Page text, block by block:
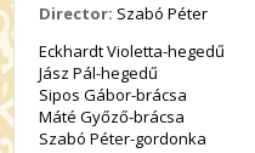
Director: Szabó Péter
Eckhardt Violetta-hegedű
Jász Pál-hegedű
Sipos Gábor-brácsa
Máté Győző-brácsa
Szabó Péter-gordonka